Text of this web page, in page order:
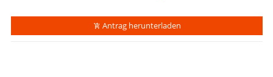
Antrag herunterladen